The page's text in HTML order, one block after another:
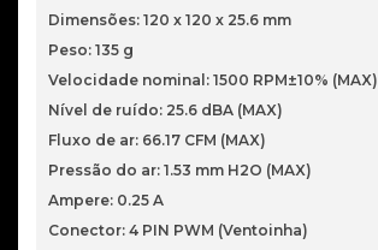
Dimensões: 120 x 120 x 25.6 mm
Peso: 135 g
Velocidade nominal: 1500 RPM±10% (MAX)
Nível de ruído: 25.6 dBA (MAX)
Fluxo de ar: 66.17 CFM (MAX)
Pressão do ar: 1.53 mm H2O (MAX)
Ampere: 0.25 A
Conector: 4 PIN PWM (Ventoinha)